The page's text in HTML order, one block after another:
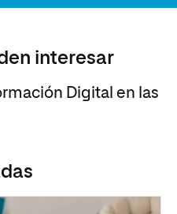
interesar
Digital en las